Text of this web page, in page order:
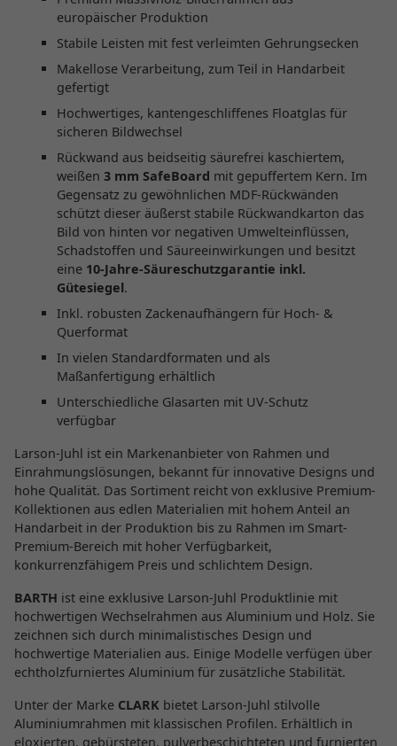
europäischer Produktion
Stabile Leisten mit fest verleimten Gehrungsecken
Makellose Verarbeitung, zum Teil in Handarbeit
gefertigt
Hochwertiges, kantengeschliffenes Floatglas für
sicheren Bildwechsel
Rückwand aus beidseitig säurefrei kaschiertem,
weißen 3 mm SafeBoard mit gepuffertem Kern. Im
Gegensatz zu gewöhnlichen MDF-Rückwänden
schützt dieser äußerst stabile Rückwandkarton das
Bild von hinten vor negativen Umwelteinflüssen,
Schadstoffen und Säureeinwirkungen und besitzt
eine 10-Jahre-Säureschutzgarantie inkl.
Gütesiegel.
Inkl. robusten Zackenaufhängern für Hoch- &
Querformat
In vielen Standardformaten und als
Maßanfertigung erhältlich
Unterschiedliche Glasarten mit UV-Schutz
verfügbar
Larson-Juhl ist ein Markenanbieter von Rahmen und
Einrahmungslösungen, bekannt für innovative Designs und
hohe Qualität. Das Sortiment reicht von exklusive Premium-
Kollektionen aus edlen Materialien mit hohem Anteil an
Handarbeit in der Produktion bis zu Rahmen im Smart-
Premium-Bereich mit hoher Verfügbarkeit,
konkurrenzfähigem Preis und schlichtem Design.
BARTH ist eine exklusive Larson-Juhl Produktlinie mit
hochwertigen Wechselrahmen aus Aluminium und Holz. Sie
zeichnen sich durch minimalistisches Design und
hochwertige Materialien aus. Einige Modelle verfügen über
echtholzfurniertes Aluminium für zusätzliche Stabilität.
Unter der Marke CLARK bietet Larson-Juhl stilvolle
Aluminiumrahmen mit klassischen Profilen. Erhältlich in
eloxierten, gebürsteten, pulverbeschichteten und furnierten